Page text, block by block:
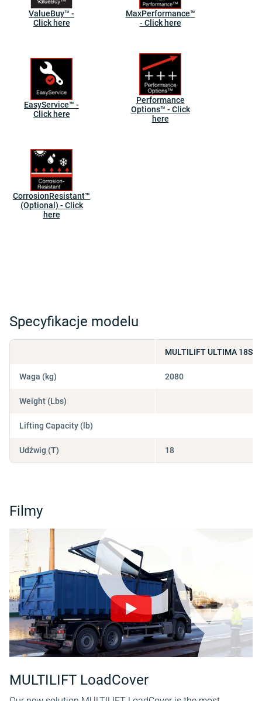
ValueBuy™ -
Click here
MaxPerformance™
- Click here
EasyService™ -
Click here
Performance
Options™ - Click
here
CorrosionResistant™
(Optional) - Click
here
Specyfikacje modelu
Waga (kg)
Weight (Lbs)
Lifting Capacity (lb)
Udźwig (T)
MULTILIFT ULTIMA 18SL
2080
18
Filmy
MULTILIFT LoadCover